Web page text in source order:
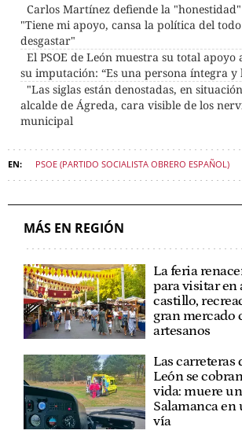
Carlos Martínez defiende la
"Tiene mi apoyo, cansa la política del
desgastar"
El PSOE de León muestra su total apoyo
su imputación: “Es una persona íntegra y
"Las siglas están denostadas, en
alcalde de Ágreda, cara visible de los
municipal
PSOE (PARTIDO SOCIALISTA OBRERO ESPAÑOL)
JOSÉ LUIS RODRÍGUEZ-ZAPATERO
PARTIDO POPULAR DE CASTILLA Y LEÓN PSOE
POLÍTICA CASTILLA Y LEÓN
MÁS EN REGIÓN
La feria
para visitar en
castillo,
gran mercado
artesanos
Las carreteras
León se
vida: muere
Salamanca en
vía